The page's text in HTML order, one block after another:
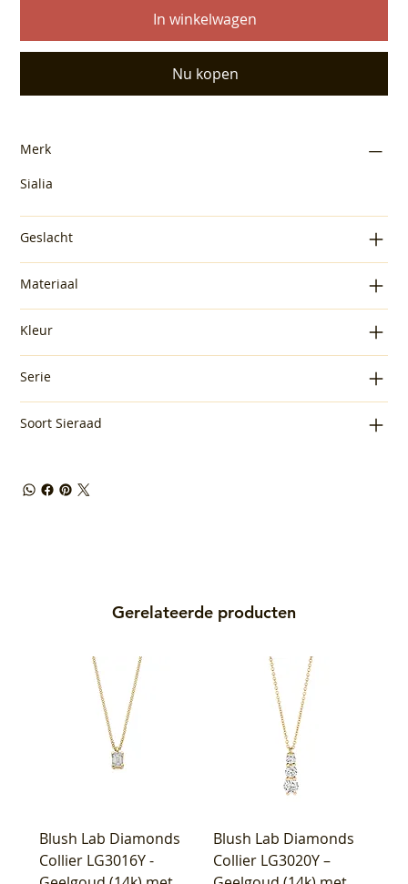
In winkelwagen
Nu kopen
Merk
Sialia
Geslacht
Materiaal
Kleur
Serie
Soort Sieraad
Gerelateerde producten
Blush Lab Diamonds
Collier LG3016Y -
Blush Lab Diamonds
Collier LG3020Y –